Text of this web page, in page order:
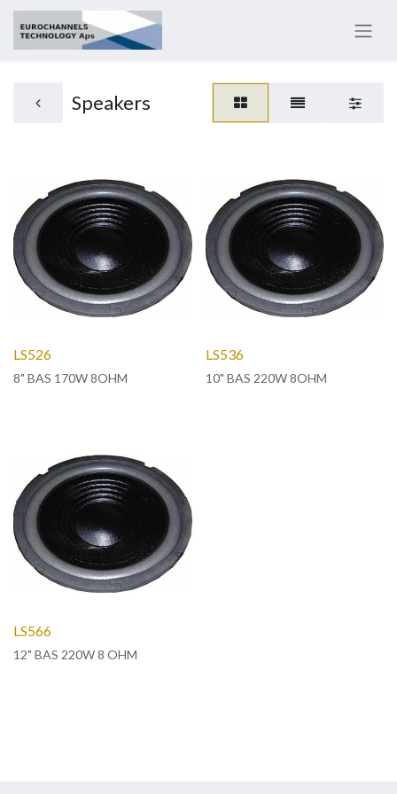
Speakers
LS526
8" BAS 170W 8OHM
LS536
10" BAS 220W 8OHM
LS566
12" BAS 220W 8 OHM